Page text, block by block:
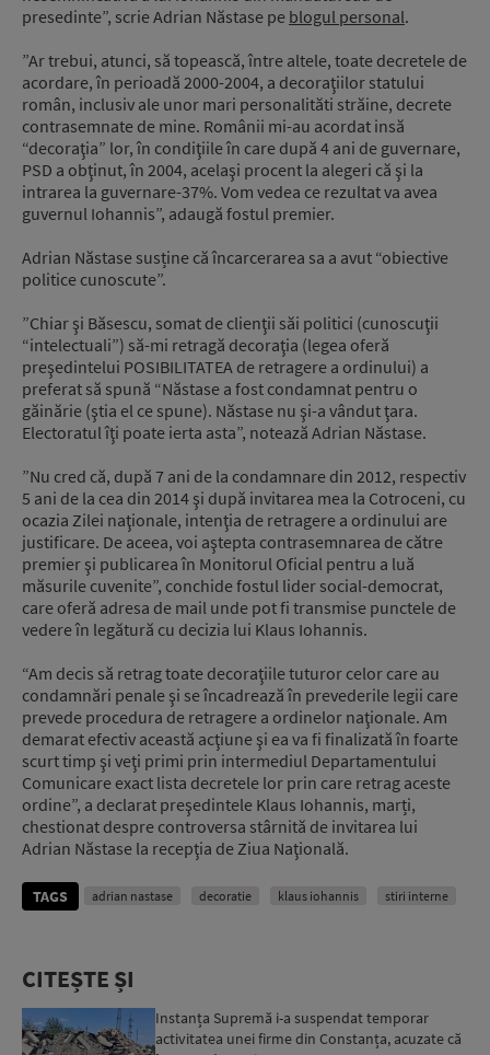
presedinte”, scrie Adrian Năstase pe blogul personal.
”Ar trebui, atunci, să topească, între altele, toate decretele de
acordare, în perioadă 2000-2004, a decoraţiilor statului
român, inclusiv ale unor mari personalităti străine, decrete
contrasemnate de mine. Românii mi-au acordat insă
“decoraţia” lor, în condiţiile în care după 4 ani de guvernare,
PSD a obţinut, în 2004, acelaşi procent la alegeri că şi la
intrarea la guvernare-37%. Vom vedea ce rezultat va avea
guvernul Iohannis”, adaugă fostul premier.
Adrian Năstase susține că încarcerarea sa a avut “obiective
politice cunoscute”.
”Chiar şi Băsescu, somat de clienţii săi politici (cunoscuţii
“intelectuali”) să-mi retragă decoraţia (legea oferă
preşedintelui POSIBILITATEA de retragere a ordinului) a
preferat să spună “Năstase a fost condamnat pentru o
găinărie (ştia el ce spune). Năstase nu şi-a vândut ţara.
Electoratul îţi poate ierta asta”, notează Adrian Năstase.
”Nu cred că, după 7 ani de la condamnare din 2012, respectiv
5 ani de la cea din 2014 şi după invitarea mea la Cotroceni, cu
ocazia Zilei naţionale, intenţia de retragere a ordinului are
justificare. De aceea, voi aştepta contrasemnarea de către
premier şi publicarea în Monitorul Oficial pentru a luă
măsurile cuvenite”, conchide fostul lider social-democrat,
care oferă adresa de mail unde pot fi transmise punctele de
vedere în legătură cu decizia lui Klaus Iohannis.
“Am decis să retrag toate decoraţiile tuturor celor care au
condamnări penale şi se încadrează în prevederile legii care
prevede procedura de retragere a ordinelor naţionale. Am
demarat efectiv această acţiune şi ea va fi finalizată în foarte
scurt timp şi veţi primi prin intermediul Departamentului
Comunicare exact lista decretele lor prin care retrag aceste
ordine”, a declarat preşedintele Klaus Iohannis, marți,
chestionat despre controversa stârnită de invitarea lui
Adrian Năstase la recepţia de Ziua Naţională.
TAGS adrian nastase decoratie klaus iohannis stiri interne
CITEȘTE ȘI
Instanța Supremă i-a suspendat temporar
activitatea unei firme din Constanța, acuzate că